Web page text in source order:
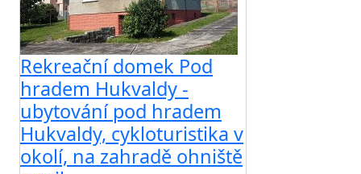
Rekreační domek Pod
hradem Hukvaldy -
ubytování pod hradem
Hukvaldy, cykloturistika v
okolí, na zahradě ohniště